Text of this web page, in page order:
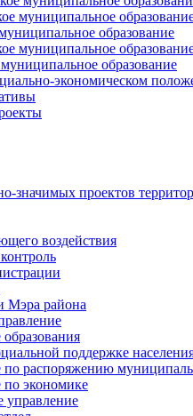
муниципальное
образование
муниципальное
образование
экономическом
значимых проектов
воздействия
Мэра района
поддержке
по распоряжению
по экономике
управление